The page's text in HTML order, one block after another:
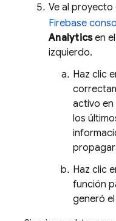
Ve al proyecto
Firebase
Analyticsen
izquierdo.
Haz clic
activo en
los
Haz clic
función
generó